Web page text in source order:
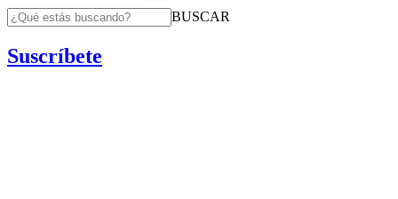
BUSCAR
Suscríbete